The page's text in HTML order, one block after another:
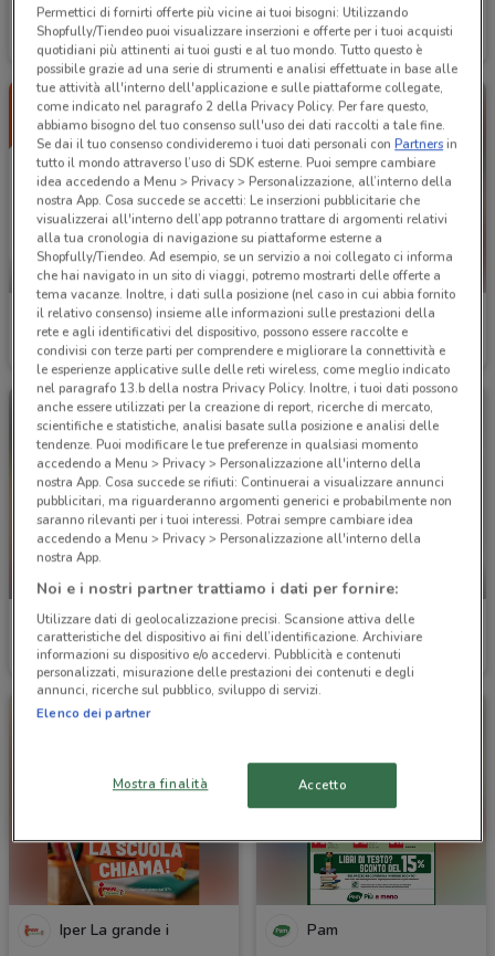
Conad
Scade mercoledì 16.6 km
Il Gigante
Scade il 09/09
-5 GIORNI
Unes
Scade martedì 1 km
Iper La grande i
Scade il 16/08 11 km
Bennet
Scade il 19/08 9 km
Aldi
Scade domenica
Iper La grande i Pam
Permettici di fornirti offerte più vicine ai tuoi bisogni: Utilizzando
Shopfully/Tiendeo puoi visualizzare inserzioni e offerte per i tuoi acquisti
quotidiani più attinenti ai tuoi gusti e al tuo mondo. Tutto questo è
possibile grazie ad una serie di strumenti e analisi effettuate in base alle
tue attività all'interno dell'applicazione e sulle piattaforme collegate,
come indicato nel paragrafo 2 della Privacy Policy. Per fare questo,
abbiamo bisogno del tuo consenso sull'uso dei dati raccolti a tale fine.
Se dai il tuo consenso condivideremo i tuoi dati personali conPartnersin
tutto il mondo attraverso l’uso di SDK esterne. Puoi sempre cambiare
idea accedendo a Menu > Privacy > Personalizzazione, all’interno della
nostra App. Cosa succede se accetti: Le inserzioni pubblicitarie che
visualizzerai all'interno dell’app potranno trattare di argomenti relativi
alla tua cronologia di navigazione su piattaforme esterne a
Shopfully/Tiendeo. Ad esempio, se un servizio a noi collegato ci informa
che hai navigato in un sito di viaggi, potremo mostrarti delle offerte a
tema vacanze. Inoltre, i dati sulla posizione (nel caso in cui abbia fornito
il relativo consenso) insieme alle informazioni sulle prestazioni della
rete e agli identificativi del dispositivo, possono essere raccolte e
condivisi con terze parti per comprendere e migliorare la connettività e
le esperienze applicative sulle delle reti wireless, come meglio indicato
nel paragrafo 13.b della nostra Privacy Policy. Inoltre, i tuoi dati possono
anche essere utilizzati per la creazione di report, ricerche di mercato,
scientifiche e statistiche, analisi basate sulla posizione e analisi delle
tendenze. Puoi modificare le tue preferenze in qualsiasi momento
accedendo a Menu > Privacy > Personalizzazione all'interno della
nostra App. Cosa succede se rifiuti: Continuerai a visualizzare annunci
pubblicitari, ma riguarderanno argomenti generici e probabilmente non
saranno rilevanti per i tuoi interessi. Potrai sempre cambiare idea
accedendo a Menu > Privacy > Personalizzazione all'interno della
nostra App.
Noi e i nostri partner trattiamo i dati per fornire:
Utilizzare dati di geolocalizzazione precisi. Scansione attiva delle
caratteristiche del dispositivo ai fini dell’identificazione. Archiviare
informazioni su dispositivo e/o accedervi. Pubblicità e contenuti
personalizzati, misurazione delle prestazioni dei contenuti e degli
annunci, ricerche sul pubblico, sviluppo di servizi.
Elenco dei partner
Mostra finalità Accetto